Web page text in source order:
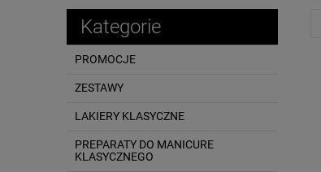
Kategorie
PROMOCJE
ZESTAWY
LAKIERY KLASYCZNE
PREPARATY DO MANICURE
KLASYCZNEGO